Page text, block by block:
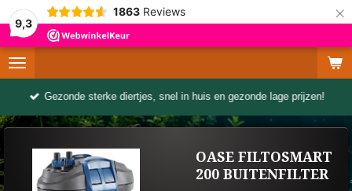
9,3
1863 Reviews ×
Gezonde sterke diertjes, snel in huis en gezonde lage prijzen!
OASE FILTOSMART
200 BUITENFILTER